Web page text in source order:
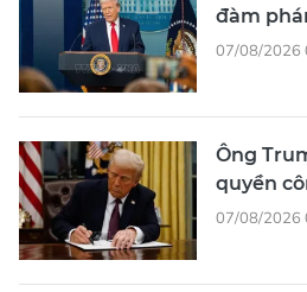
đàm
07/08/2026
Ông
quyền
07/08/2026